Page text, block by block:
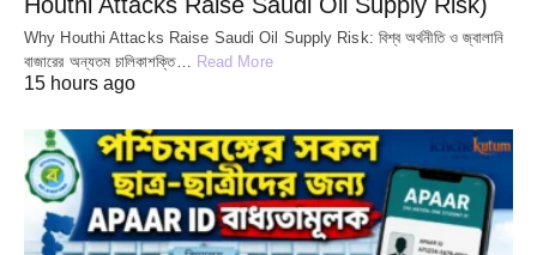
Why Houthi Attacks Raise Saudi Oil Supply Risk: বিশ্ব অর্থনীতি ও জ্বালানি
বাজারের অন্যতম চালিকাশক্তি…
Read More
15 hours ago